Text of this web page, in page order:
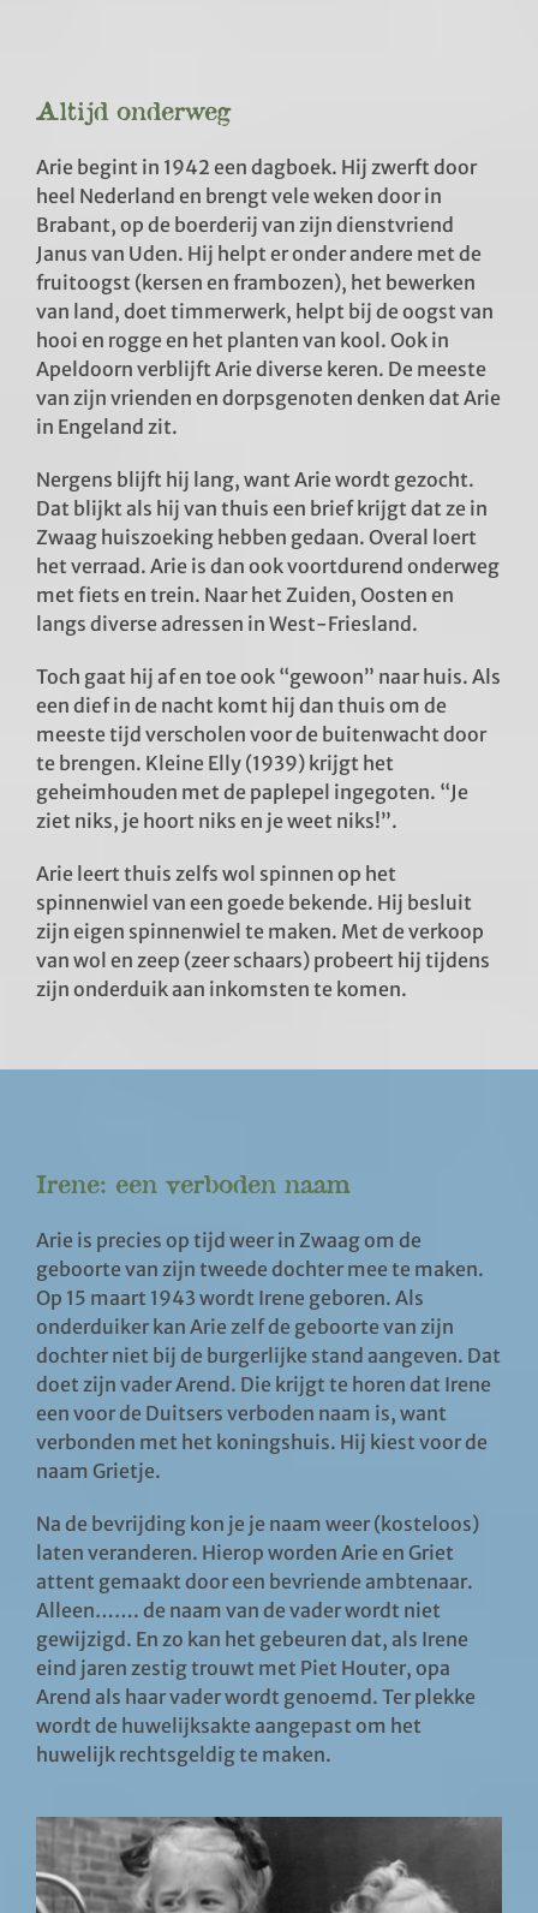
Altijd onderweg
Arie begint in 1942 een dagboek. Hij zwerft door
heel Nederland en brengt vele weken door in
Brabant, op de boerderij van zijn dienstvriend
Janus van Uden. Hij helpt er onder andere met de
fruitoogst (kersen en frambozen), het bewerken
van land, doet timmerwerk, helpt bij de oogst van
hooi en rogge en het planten van kool. Ook in
Apeldoorn verblijft Arie diverse keren. De meeste
van zijn vrienden en dorpsgenoten denken dat Arie
in Engeland zit.
Nergens blijft hij lang, want Arie wordt gezocht.
Dat blijkt als hij van thuis een brief krijgt dat ze in
Zwaag huiszoeking hebben gedaan. Overal loert
het verraad. Arie is dan ook voortdurend onderweg
met fiets en trein. Naar het Zuiden, Oosten en
langs diverse adressen in West-Friesland.
Toch gaat hij af en toe ook “gewoon” naar huis. Als
een dief in de nacht komt hij dan thuis om de
meeste tijd verscholen voor de buitenwacht door
te brengen. Kleine Elly (1939) krijgt het
geheimhouden met de paplepel ingegoten. “Je
ziet niks, je hoort niks en je weet niks!”.
Arie leert thuis zelfs wol spinnen op het
spinnenwiel van een goede bekende. Hij besluit
zijn eigen spinnenwiel te maken. Met de verkoop
van wol en zeep (zeer schaars) probeert hij tijdens
zijn onderduik aan inkomsten te komen.
Irene: een verboden naam
Arie is precies op tijd weer in Zwaag om de
geboorte van zijn tweede dochter mee te maken.
Op 15 maart 1943 wordt Irene geboren. Als
onderduiker kan Arie zelf de geboorte van zijn
dochter niet bij de burgerlijke stand aangeven. Dat
doet zijn vader Arend. Die krijgt te horen dat Irene
een voor de Duitsers verboden naam is, want
verbonden met het koningshuis. Hij kiest voor de
naam Grietje.
Na de bevrijding kon je je naam weer (kosteloos)
laten veranderen. Hierop worden Arie en Griet
attent gemaakt door een bevriende ambtenaar.
Alleen……. de naam van de vader wordt niet
gewijzigd. En zo kan het gebeuren dat, als Irene
eind jaren zestig trouwt met Piet Houter, opa
Arend als haar vader wordt genoemd. Ter plekke
wordt de huwelijksakte aangepast om het
huwelijk rechtsgeldig te maken.